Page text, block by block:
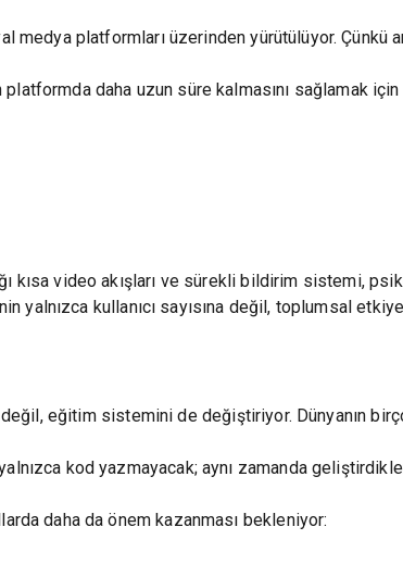
medya platformları üzerinden yürütülüyor. Çünkü
daha uzun süre kalmasını sağlamak
kısa video akışları ve sürekli bildirim sistemi,
kullanıcı sayısına değil, toplumsal
eğitim sistemini de değiştiriyor. Dünyanın
kod yazmayacak; aynı zamanda
daha da önem kazanması bekleniyor: